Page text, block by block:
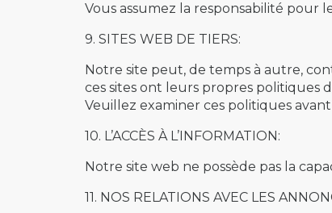
Vous assumez la responsabilité pour
9. SITES WEB DE TIERS:
Notre site peut, de temps à autre,
ces sites ont leurs propres politiques
Veuillez examiner ces politiques
10. L’ACCÈS À L’INFORMATION:
Notre site web ne possède pas la
11. NOS RELATIONS AVEC LES